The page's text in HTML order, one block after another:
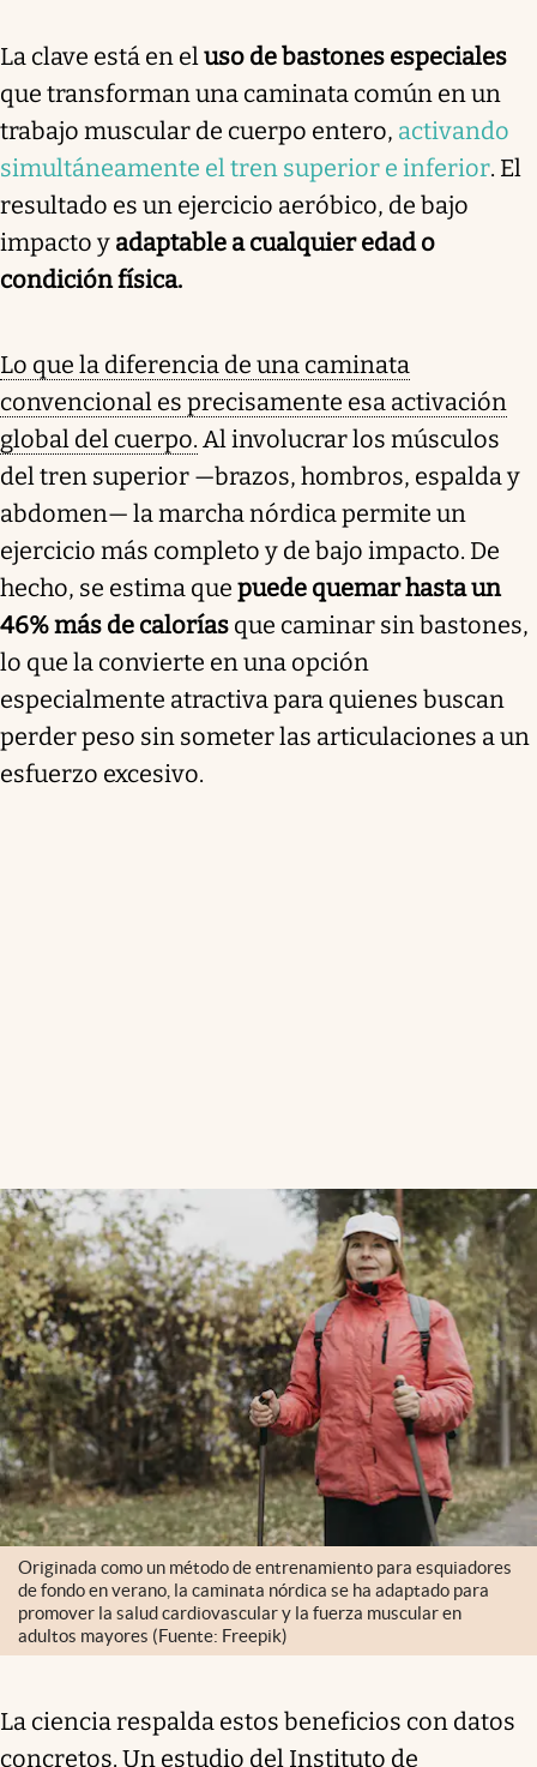
La clave está en el uso de bastones especiales
que transforman una caminata común en un
trabajo muscular de cuerpo entero, activando
simultáneamente el tren superior e inferior. El
resultado es un ejercicio aeróbico, de bajo
impacto y adaptable a cualquier edad o
condición física.
Lo que la diferencia de una caminata
convencional es precisamente esa activación
global del cuerpo. Al involucrar los músculos
del tren superior —brazos, hombros, espalda y
abdomen— la marcha nórdica permite un
ejercicio más completo y de bajo impacto. De
hecho, se estima que puede quemar hasta un
46% más de calorías que caminar sin bastones,
lo que la convierte en una opción
especialmente atractiva para quienes buscan
perder peso sin someter las articulaciones a un
esfuerzo excesivo.
Originada como un método de entrenamiento para esquiadores
de fondo en verano, la caminata nórdica se ha adaptado para
promover la salud cardiovascular y la fuerza muscular en
adultos mayores (Fuente: Freepik)
La ciencia respalda estos beneficios con datos
concretos. Un estudio del Instituto de